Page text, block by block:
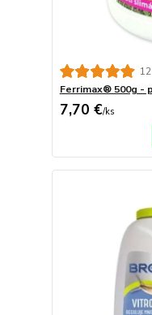
Ferrimax® 500g -
7,70 €/ks